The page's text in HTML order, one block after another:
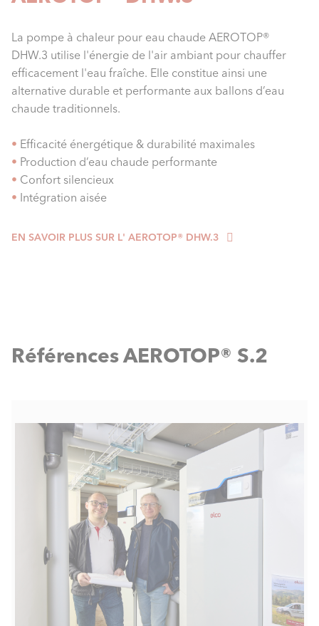
La pompe à chaleur pour eau chaude AEROTOP®
DHW.3 utilise l'énergie de l'air ambiant pour chauffer
efficacement l'eau fraîche. Elle constitue ainsi une
alternative durable et performante aux ballons d’eau
chaude traditionnels.
• Efficacité énergétique & durabilité maximales
• Production d’eau chaude performante
• Confort silencieux
• Intégration aisée
EN SAVOIR PLUS SUR L' AEROTOP® DHW.3
Références AEROTOP® S.2